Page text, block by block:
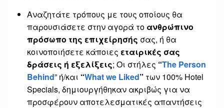
Αναζητάτε τρόπους με τους οποίους θα
παρουσιάσετε στην αγορά το ανθρώπινο
πρόσωπο της επιχείρησής σας, ή θα
κοινοποιήσετε κάποιες εταιρικές σας
δράσεις ή εξελίξεις; Οι στήλες “The Person
Behind” ή/και “What we Liked” των 100% Hotel
Specials, δημιουργήθηκαν ακριβώς για να
προσφέρουν αποτελεσματικές απαντήσεις